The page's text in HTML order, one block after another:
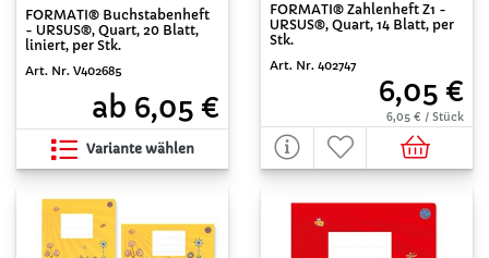
FORMATI® Buchstabenheft
- URSUS®, Quart, 20 Blatt,
liniert, per Stk.
Art. Nr. V402685
ab 6,05 €
Variante wählen
FORMATI® Zahlenheft Z1 -
URSUS®, Quart, 14 Blatt, per
Stk.
Art. Nr. 402747
6,05 €
6,05 € / Stück